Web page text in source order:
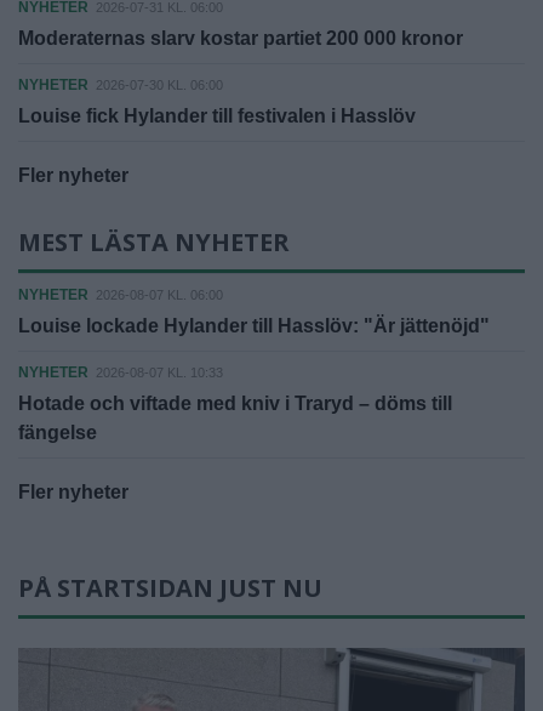
NYHETER 2026-07-31 KL. 06:00
Moderaternas slarv kostar partiet 200 000 kronor
NYHETER 2026-07-30 KL. 06:00
Louise fick Hylander till festivalen i Hasslöv
Fler nyheter
MEST LÄSTA NYHETER
NYHETER 2026-08-07 KL. 06:00
Louise lockade Hylander till Hasslöv: "Är jättenöjd"
NYHETER 2026-08-07 KL. 10:33
Hotade och viftade med kniv i Traryd – döms till
fängelse
Fler nyheter
PÅ STARTSIDAN JUST NU